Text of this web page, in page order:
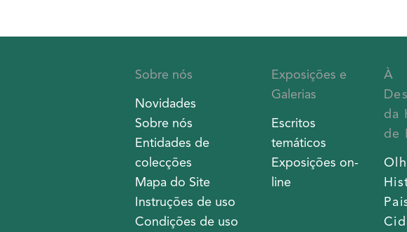
Sobre nós
Novidades
Sobre nós
Entidades de
colecções
Mapa do Site
Instruções de uso
Condições de uso
Exposições e
Galerias
Escritos
temáticos
Exposições on-
line
À
da
de